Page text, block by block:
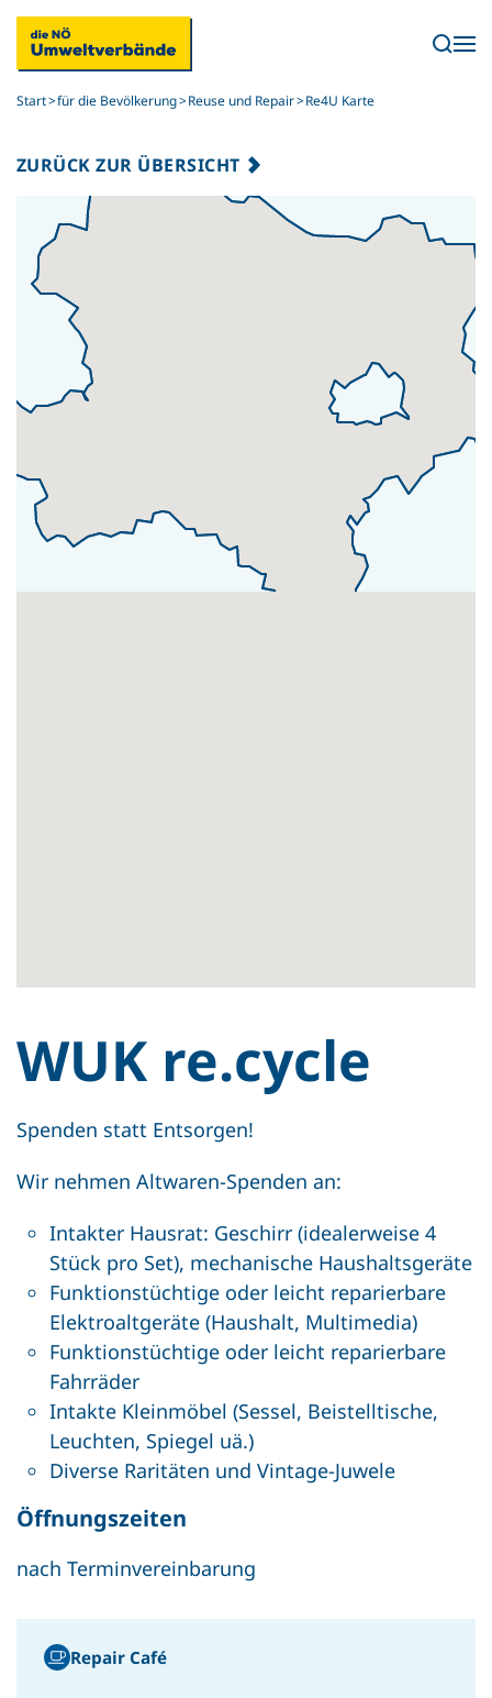
Skip to main content
Start für die Bevölkerung Reuse und Repair Re4U Karte
ZURÜCK ZUR ÜBERSICHT
WUK re.cycle
Spenden statt Entsorgen!
Wir nehmen Altwaren-Spenden an:
Intakter Hausrat: Geschirr (idealerweise 4
Stück pro Set), mechanische Haushaltsgeräte
Funktionstüchtige oder leicht reparierbare
Elektroaltgeräte (Haushalt, Multimedia)
Funktionstüchtige oder leicht reparierbare
Fahrräder
Intakte Kleinmöbel (Sessel, Beistelltische,
Leuchten, Spiegel uä.)
Diverse Raritäten und Vintage-Juwele
Öffnungszeiten
nach Terminvereinbarung
Repair Café